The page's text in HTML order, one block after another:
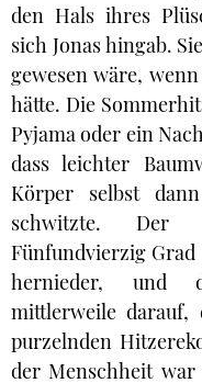
den Hals ihres
sich Jonas hingab.
gewesen wäre,
hätte. Die
Pyjama oder ein
dass leichter
Körper selbst
schwitzte. Der
Fünfundvierzig
hernieder, und
mittlerweile
purzelnden
der Menschheit war